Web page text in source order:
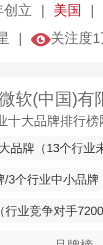
立
美国
关注度
软(中国)有
十大品牌排行
品牌 （13个行业
/3个行业中小品牌
（行业竞争对手